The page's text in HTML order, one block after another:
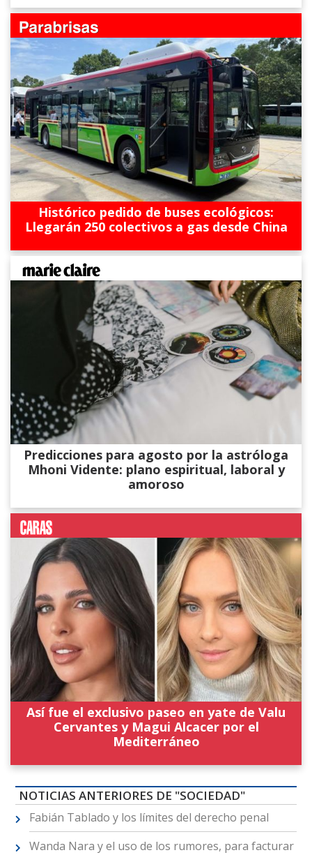
Histórico pedido de buses ecológicos:
Llegarán 250 colectivos a gas desde China
Predicciones para agosto por la astróloga
Mhoni Vidente: plano espiritual, laboral y
amoroso
Así fue el exclusivo paseo en yate de Valu
Cervantes y Magui Alcacer por el
Mediterráneo
NOTICIAS ANTERIORES DE "SOCIEDAD"
Fabián Tablado y los límites del derecho penal
Wanda Nara y el uso de los rumores, para facturar